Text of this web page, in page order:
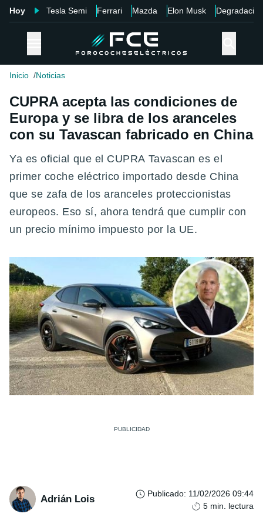
Hoy Tesla Semi Ferrari Mazda Elon Musk Degradación
Inicio Noticias
CUPRA acepta las condiciones de
Europa y se libra de los aranceles
con su Tavascan fabricado en China
Ya es oficial que el CUPRA Tavascan es el
primer coche eléctrico importado desde China
que se zafa de los aranceles proteccionistas
europeos. Eso sí, ahora tendrá que cumplir con
un precio mínimo impuesto por la UE.
Adrián Lois Publicado: 11/02/2026 09:44
5 min. lectura